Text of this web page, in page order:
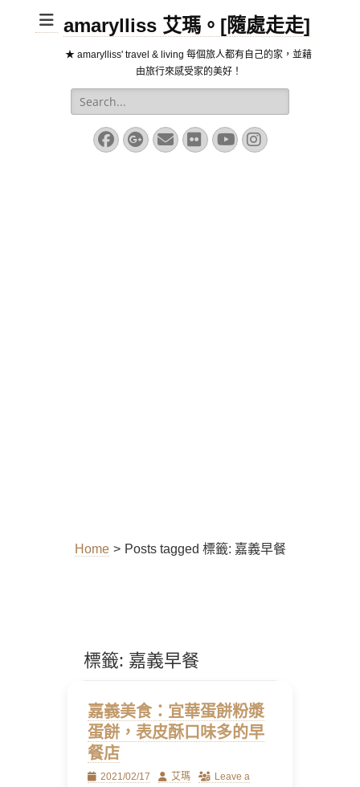
amarylliss 艾瑪。[隨處走走]
★ amarylliss' travel & living 每個旅人都有自己的家，並藉
由旅行來感受家的美好！
Search
for:
Facebook
Googleplus
EmailFlickrYouTube
Instagram
Home > Posts tagged 標籤: 嘉義早餐
標籤: 嘉義早餐
嘉義美食：宜華蛋餅粉漿
蛋餅，表皮酥口味多的早
餐店
Posted2021/02/17 Author
艾瑪
Leave a